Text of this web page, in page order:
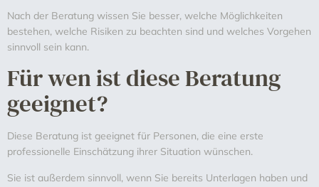
Nach der Beratung wissen Sie besser, welche Möglichkeiten
bestehen, welche Risiken zu beachten sind und welches Vorgehen
sinnvoll sein kann.
Für wen ist diese Beratung
geeignet?
Diese Beratung ist geeignet für Personen, die eine erste
professionelle Einschätzung ihrer Situation wünschen.
Sie ist außerdem sinnvoll, wenn Sie bereits Unterlagen haben und